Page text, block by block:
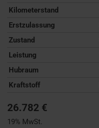
Kilometerstand
Erstzulassung
Zustand
Leistung
Hubraum
Kraftstoff
26.782 €
19% MwSt.